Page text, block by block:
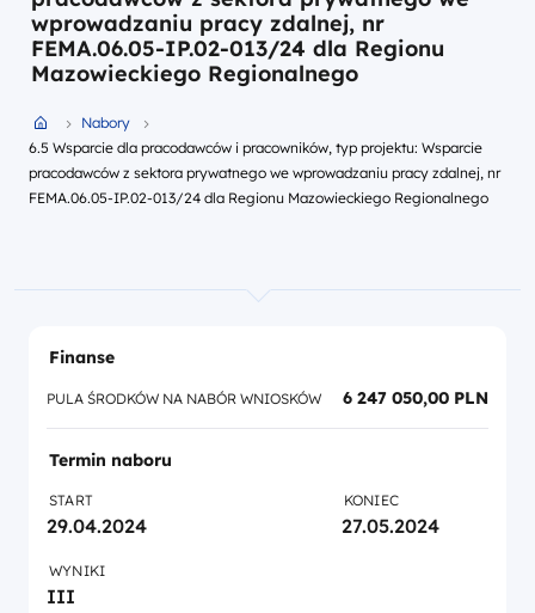
wprowadzaniu pracy zdalnej, nr
FEMA.06.05-IP.02-013/24 dla Regionu
Mazowieckiego Regionalnego
Przejdź do strony głównej portalu
Nabory
6.5 Wsparcie dla pracodawców i pracowników, typ projektu: Wsparcie
pracodawców z sektora prywatnego we wprowadzaniu pracy zdalnej, nr
FEMA.06.05-IP.02-013/24 dla Regionu Mazowieckiego Regionalnego
Finanse
PULA ŚRODKÓW NA NABÓR WNIOSKÓW 6 247 050,00 PLN
Termin naboru
START
29.04.2024
KONIEC
27.05.2024
WYNIKI
III